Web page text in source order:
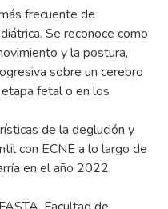
frecuente de
Se reconoce como
y la postura,
sobre un cerebro
fetal o en los
de la deglución y
con ECNE a lo largo de